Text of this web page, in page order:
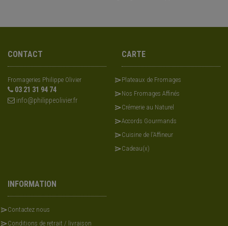
CONTACT
Fromageries Philippe Olivier
03 21 31 94 74
info@philippeolivier.fr
CARTE
Plateaux de Fromages
Nos Fromages Affinés
Crémerie au Naturel
Accords Gourmands
Cuisine de l'Affineur
Cadeau(x)
INFORMATION
Contactez nous
Conditions de retrait / livraison